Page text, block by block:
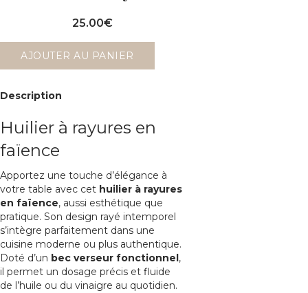
25.00€
AJOUTER AU PANIER
Description
Huilier à rayures en
faïence
Apportez une touche d’élégance à
votre table avec cet huilier à rayures
en faïence, aussi esthétique que
pratique. Son design rayé intemporel
s’intègre parfaitement dans une
cuisine moderne ou plus authentique.
Doté d’un bec verseur fonctionnel,
il permet un dosage précis et fluide
de l’huile ou du vinaigre au quotidien.